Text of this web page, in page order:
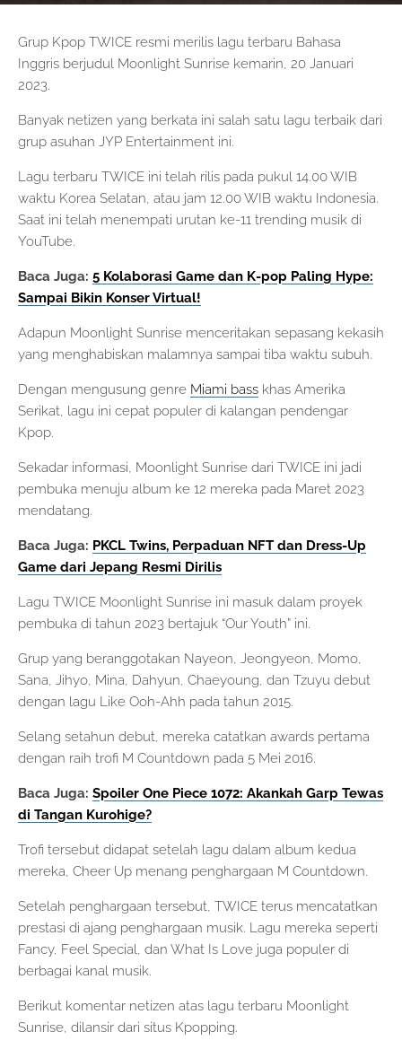
Grup Kpop TWICE resmi merilis lagu terbaru Bahasa
Inggris berjudul Moonlight Sunrise kemarin, 20 Januari
2023.
Banyak netizen yang berkata ini salah satu lagu terbaik dari
grup asuhan JYP Entertainment ini.
Lagu terbaru TWICE ini telah rilis pada pukul 14.00 WIB
waktu Korea Selatan, atau jam 12.00 WIB waktu Indonesia.
Saat ini telah menempati urutan ke-11 trending musik di
YouTube.
Baca Juga: 5 Kolaborasi Game dan K-pop Paling Hype:
Sampai Bikin Konser Virtual!
Adapun Moonlight Sunrise menceritakan sepasang kekasih
yang menghabiskan malamnya sampai tiba waktu subuh.
Dengan mengusung genre Miami bass khas Amerika
Serikat, lagu ini cepat populer di kalangan pendengar
Kpop.
Sekadar informasi, Moonlight Sunrise dari TWICE ini jadi
pembuka menuju album ke 12 mereka pada Maret 2023
mendatang.
Baca Juga: PKCL Twins, Perpaduan NFT dan Dress-Up
Game dari Jepang Resmi Dirilis
Lagu TWICE Moonlight Sunrise ini masuk dalam proyek
pembuka di tahun 2023 bertajuk “Our Youth” ini.
Grup yang beranggotakan Nayeon, Jeongyeon, Momo,
Sana, Jihyo, Mina, Dahyun, Chaeyoung, dan Tzuyu debut
dengan lagu Like Ooh-Ahh pada tahun 2015.
Selang setahun debut, mereka catatkan awards pertama
dengan raih trofi M Countdown pada 5 Mei 2016.
Baca Juga: Spoiler One Piece 1072: Akankah Garp Tewas
di Tangan Kurohige?
Trofi tersebut didapat setelah lagu dalam album kedua
mereka, Cheer Up menang penghargaan M Countdown.
Setelah penghargaan tersebut, TWICE terus mencatatkan
prestasi di ajang penghargaan musik. Lagu mereka seperti
Fancy, Feel Special, dan What Is Love juga populer di
berbagai kanal musik.
Berikut komentar netizen atas lagu terbaru Moonlight
Sunrise, dilansir dari situs Kpopping.